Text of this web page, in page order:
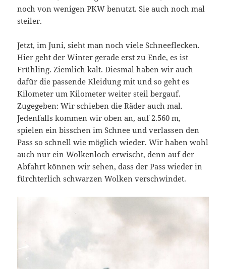
noch von wenigen PKW benutzt. Sie auch noch mal
steiler.
Jetzt, im Juni, sieht man noch viele Schneeflecken.
Hier geht der Winter gerade erst zu Ende, es ist
Frühling. Ziemlich kalt. Diesmal haben wir auch
dafür die passende Kleidung mit und so geht es
Kilometer um Kilometer weiter steil bergauf.
Zugegeben: Wir schieben die Räder auch mal.
Jedenfalls kommen wir oben an, auf 2.560 m,
spielen ein bisschen im Schnee und verlassen den
Pass so schnell wie möglich wieder. Wir haben wohl
auch nur ein Wolkenloch erwischt, denn auf der
Abfahrt können wir sehen, dass der Pass wieder in
fürchterlich schwarzen Wolken verschwindet.